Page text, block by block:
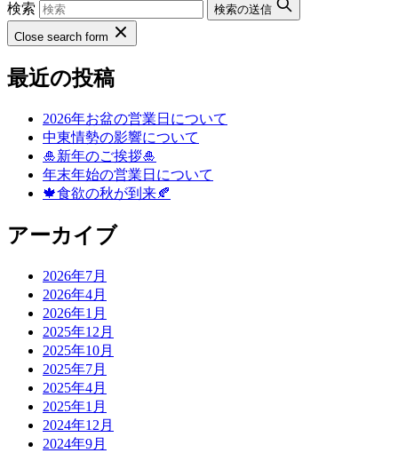
検索
検索の送信
Close search form
最近の投稿
2026年お盆の営業日について
中東情勢の影響について
🎍新年のご挨拶🎍
年末年始の営業日について
🍁食欲の秋が到来🍂
アーカイブ
2026年7月
2026年4月
2026年1月
2025年12月
2025年10月
2025年7月
2025年4月
2025年1月
2024年12月
2024年9月